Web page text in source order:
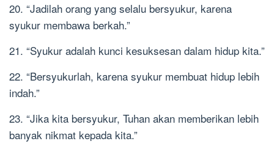
20. “Jadilah orang yang selalu bersyukur, karena
syukur membawa berkah.”
21. “Syukur adalah kunci kesuksesan dalam hidup kita.”
22. “Bersyukurlah, karena syukur membuat hidup lebih
indah.”
23. “Jika kita bersyukur, Tuhan akan memberikan lebih
banyak nikmat kepada kita.”